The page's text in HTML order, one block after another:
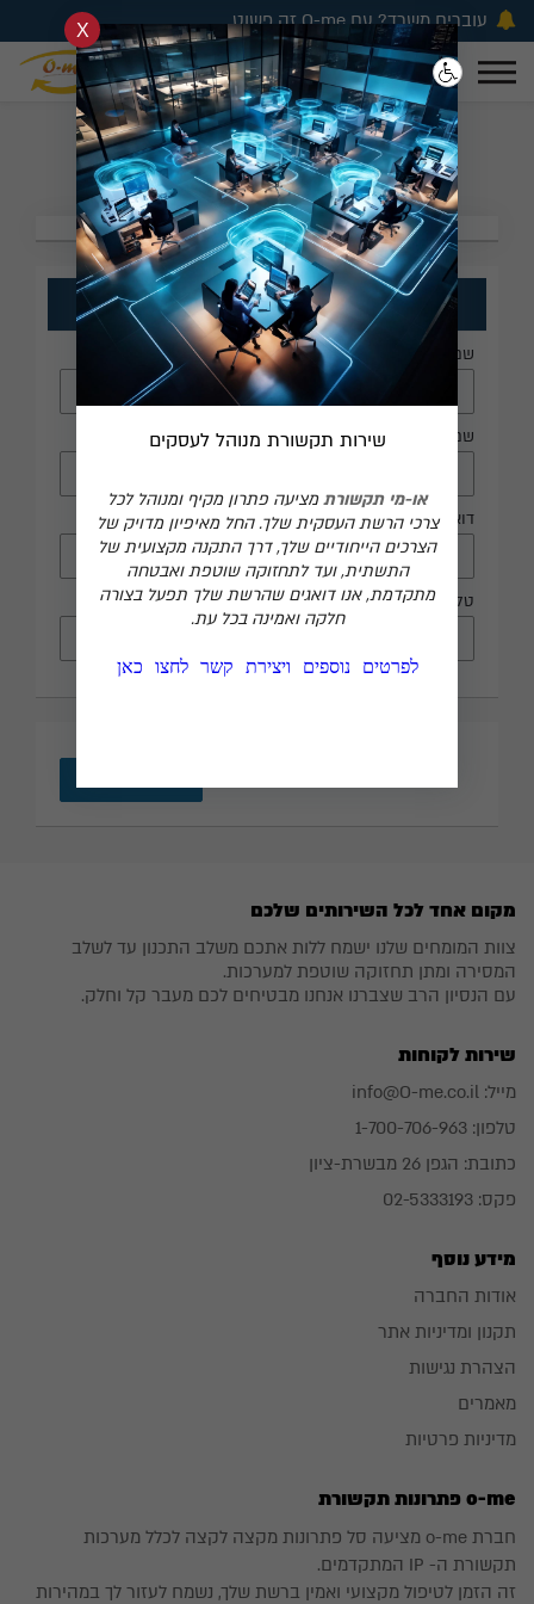
עוברים משרד? עם O-me זה פשוט
פתרונות תקשורת מתקדמים
לעסקים וחברות
קריאת שירות 1-700-706-963
0
0
קבלו הצעת מחיר
לקבלת הצעת מחיר מלאו את הפרטים
שם פרטי
שם משפחה
דוא''ל
טלפון
מקום אחד לכל השירותים שלכם
צוות המומחים שלנו ישמח ללות אתכם משלב התכנון עד לשלב
המסירה ומתן תחזוקה שוטפת למערכות.
עם הנסיון הרב שצברנו אנחנו מבטיחים לכם מעבר קל וחלק.
שירות לקוחות
מייל: info@O-me.co.il
טלפון: 1-700-706-963
כתובת: הגפן 26 מבשרת-ציון
פקס: 02-5333193
מידע נוסף
אודות החברה
תקנון ומדיניות אתר
הצהרת נגישות
מאמרים
מדיניות פרטיות
o-me פתרונות תקשורת
חברת o-me מציעה סל פתרונות מקצה לקצה לכלל מערכות
תקשורת ה- IP המתקדמים.
זה הזמן לטיפול מקצועי ואמין ברשת שלך, נשמח לעזור לך במהירות
שירות תקשורת מנוהל לעסקים
או-מי תקשורתמציעה פתרון מקיף ומנוהל לכל
צרכי הרשת העסקית שלך. החל מאיפיון מדויק של
הצרכים הייחודיים שלך, דרך התקנה מקצועית של
התשתית, ועד לתחזוקה שוטפת ואבטחה
מתקדמת, אנו דואגים שהרשת שלך תפעל בצורה
חלקה ואמינה בכל עת.
לפרטים נוספים ויצירת קשר לחצו כאן